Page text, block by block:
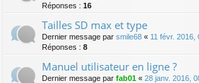
Réponses : 16
Tailles SD max et type
Dernier message par smile68 « 11 févr. 2016,
Réponses : 8
Manuel utilisateur en ligne ?
Dernier message par fab01 « 28 janv. 2016,